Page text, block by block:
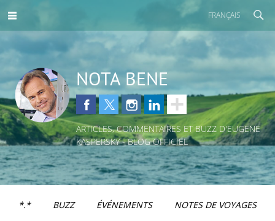
FRANÇAIS
NOTA BENE
ARTICLES, COMMENTAIRES ET BUZZ D'EUGENE
KASPERSKY - BLOG OFFICIEL
*.* BUZZ ÉVÉNEMENTS
NOTES DE VOYAGES